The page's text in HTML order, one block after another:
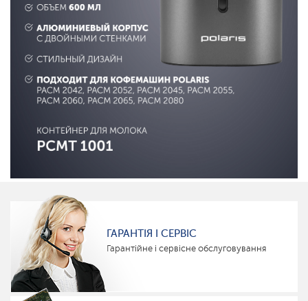
ГАРАНТІЯ І СЕРВІС
Гарантійне і сервісне обслуговування